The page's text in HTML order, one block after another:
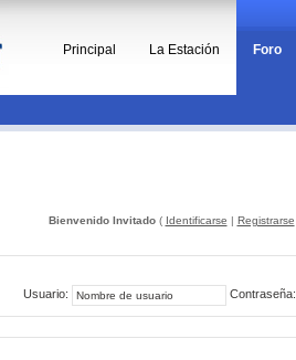
Principal La Estación Foro
Bienvenido Invitado( Identificarse | Registrarse
Usuario: Contraseña: